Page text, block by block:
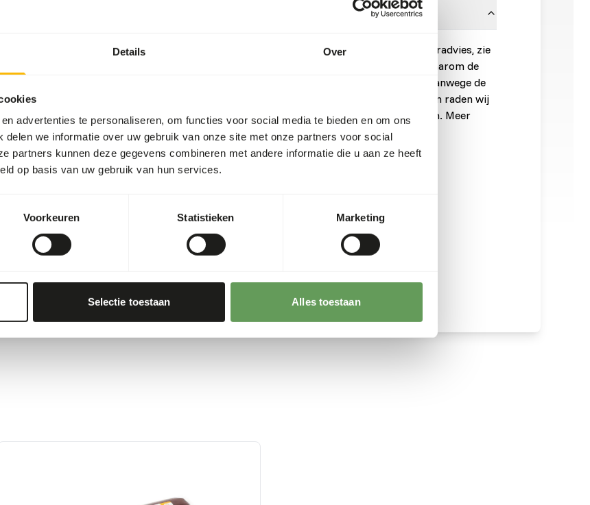
Details Over
advertenties te personaliseren, om functies voor social media te bieden en om ons
delen we informatie over uw gebruik van onze site met onze partners voor social
partners kunnen deze gegevens combineren met andere informatie die u aan ze heeft
op basis van uw gebruik van hun services.
Voorkeuren Statistieken Marketing
Selectie toestaan Alles toestaan
aanwezigheid van
producten
hierover
loden kogels
4,8%
0,56%
178
Let op: Variatie met eiwitbronnen is noodzakelijk. Voor voeradvies, zie
. Dit product is een rauw diervoeder. Houd daarom de
. Vanwege de
mogelijke aanwezigheid van zware metalen in wildproducten raden wij
aan deze producten maximaal één keer in de week te voeren. Meer
informatie hierover vindt u bij voedingsinformatie.